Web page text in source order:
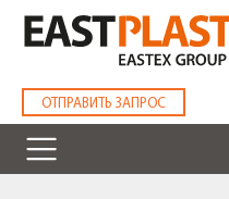
ОТПРАВИТЬ ЗАПРОС